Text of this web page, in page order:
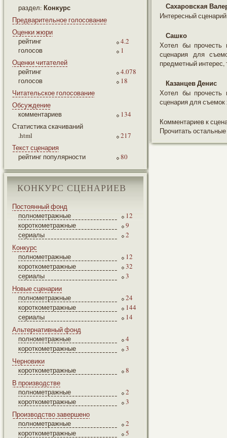
раздел: Конкурс
Предварительное голосование
Оценки жюри
рейтинг
4.2
голосов
1
Оценки читателей
рейтинг
4.078
голосов
18
Читательское голосование
Обсуждение
комментариев
134
Статистика скачиваний
.html
217
Текст сценария
рейтинг популярности
80
КОНКУРС СЦЕНАРИЕВ
Постоянный фонд
полнометражные
12
короткометражные
9
сериалы
2
Конкурс
полнометражные
12
короткометражные
32
сериалы
3
Новые сценарии
полнометражные
24
короткометражные
144
сериалы
14
Альтернативный фонд
полнометражные
4
короткометражные
3
Черновики
короткометражные
8
В производстве
полнометражные
2
короткометражные
3
Производство завершено
полнометражные
2
короткометражные
5
Сахаровская
Интересный
Сашко
Хотел бы
сценария для
предметный интерес,
Казанцев Денис
Хотел бы
сценария для
Комментариев к
Прочитать